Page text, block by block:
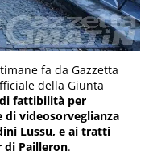
fa da Gazzetta
della Giunta
fattibilità per
di videosorveglianza
Lussu, e ai tratti
di Pailleron.